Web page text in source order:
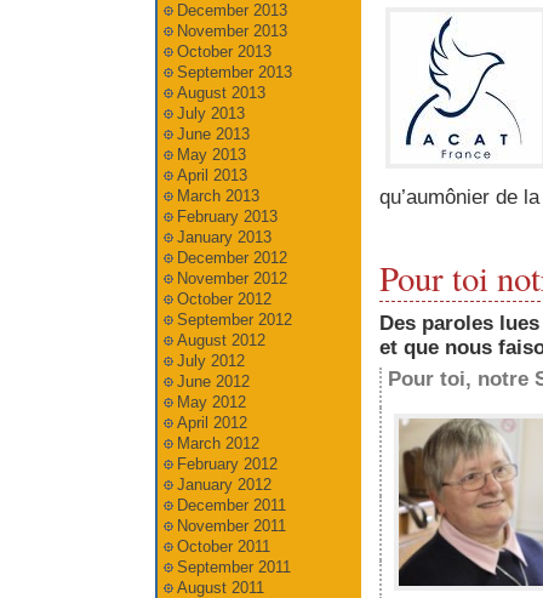
qu’aumônier de
Pour toi
Des paroles lues
et que nous
Pour toi, notre
December 2013
November 2013
October 2013
September 2013
August 2013
July 2013
June 2013
May 2013
April 2013
March 2013
February 2013
January 2013
December 2012
November 2012
October 2012
September 2012
August 2012
July 2012
June 2012
May 2012
April 2012
March 2012
February 2012
January 2012
December 2011
November 2011
October 2011
September 2011
August 2011